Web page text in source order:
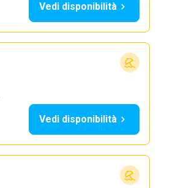
Vedi disponibilità
Vedi disponibilità